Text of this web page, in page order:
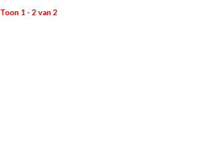
Toon 1 - 2 van 2